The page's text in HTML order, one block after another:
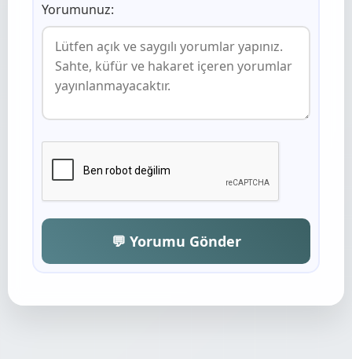
Yorumunuz:
💬 Yorumu Gönder